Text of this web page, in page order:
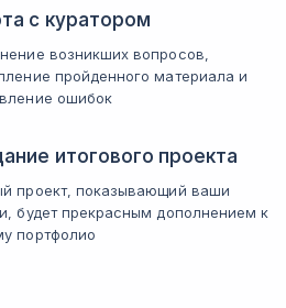
с куратором
возникших вопросов,
пройденного материала и
ошибок
итогового проекта
проект, показывающий ваши
будет прекрасным дополнением к
портфолио